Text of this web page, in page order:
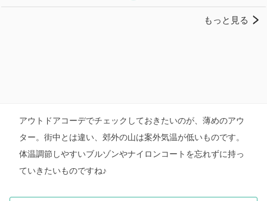
アウトドアコーデでチェックしておきたいのが、薄めのアウ
ター。街中とは違い、郊外の山は案外気温が低いものです。
体温調節しやすいブルゾンやナイロンコートを忘れずに持っ
ていきたいものですね♪